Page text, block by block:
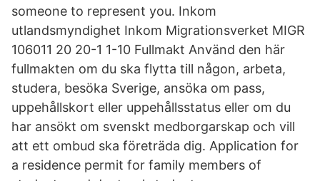
someone to represent you. Inkom
utlandsmyndighet Inkom Migrationsverket MIGR
106011 20 20-1 1-10 Fullmakt Använd den här
fullmakten om du ska flytta till någon, arbeta,
studera, besöka Sverige, ansöka om pass,
uppehållskort eller uppehållsstatus eller om du
har ansökt om svenskt medborgarskap och vill
att ett ombud ska företräda dig. Application for
a residence permit for family members of